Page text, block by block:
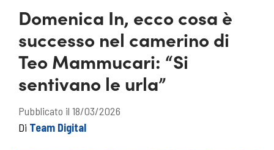
Domenica In, ecco cosa è
successo nel camerino di
Teo Mammucari: “Si
sentivano le urla”
Pubblicato il 18/03/2026
Di Team Digital